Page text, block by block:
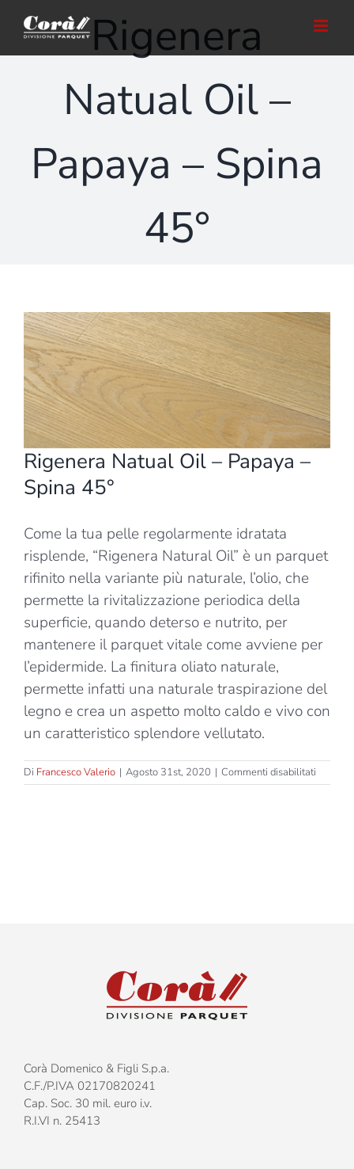
contenuto
Rigenera
Natual Oil –
Papaya – Spina
45°
Ingrandisci
immagine
Rigenera Natual Oil – Papaya –
Spina 45°
Come la tua pelle regolarmente idratata
risplende, “Rigenera Natural Oil” è un parquet
rifinito nella variante più naturale, l’olio, che
permette la rivitalizzazione periodica della
superficie, quando deterso e nutrito, per
mantenere il parquet vitale come avviene per
l’epidermide. La finitura oliato naturale,
permette infatti una naturale traspirazione del
legno e crea un aspetto molto caldo e vivo con
un caratteristico splendore vellutato.
Di Francesco Valerio | Agosto 31st, 2020 | Commenti disabilitati
Corà Domenico & Figli S.p.a.
C.F./P.IVA 02170820241
Cap. Soc. 30 mil. euro i.v.
R.I.VI n. 25413